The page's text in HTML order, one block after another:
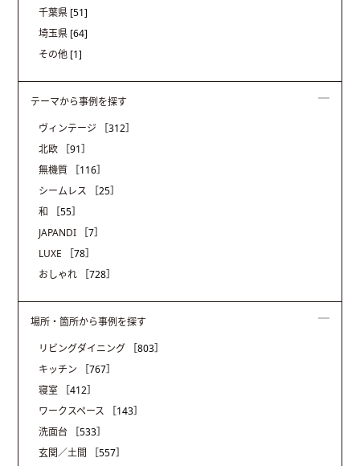
千葉県 [51]
埼玉県 [64]
その他 [1]
テーマから事例を探す
ヴィンテージ
［312］
北欧
［91］
無機質
［116］
シームレス
［25］
和
［55］
JAPANDI
［7］
LUXE
［78］
おしゃれ
［728］
場所・箇所から事例を探す
リビングダイニング
［803］
キッチン
［767］
寝室
［412］
ワークスペース
［143］
洗面台
［533］
玄関／土間
［557］